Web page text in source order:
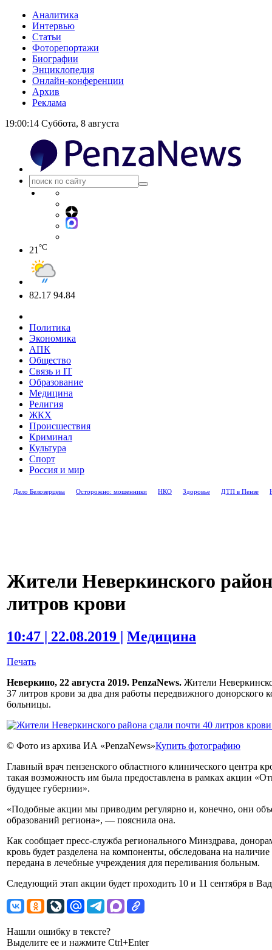
Аналитика
Интервью
Статьи
Фоторепортажи
Биографии
Энциклопедия
Онлайн-конференции
Архив
Реклама
19:00:14 Суббота, 8 августа
21 °C
82.17 94.84
Политика
Экономика
АПК
Общество
Связь и IT
Образование
Медицина
Религия
ЖКХ
Происшествия
Криминал
Культура
Спорт
Россия и мир
Дело Белозерцева Осторожно: мошенники НКО Здоровье ДТП в Пензе
Жители Неверкинского
литров крови
10:47 | 22.08.2019 | Медицина
Печать
Неверкино, 22 августа 2019. PenzaNews. Жители
37 литров крови за два дня работы передвижного донорского
больницы.
© Фото из архива ИА «PenzaNews»Купить фотографию
Главный врач пензенского областного клинического центра
такая возможность им была предоставлена в рамках акции
будущее губернии».
«Подобные акции мы приводим регулярно и, конечно, они
образований региона», — пояснила она.
Как сообщает пресс-служба регионального Минздрава,
кровь будет разделена на компоненты, обследована на
передана в лечебные учреждения для переливания больным.
Следующий этап акции будет проходить 10 и 11 сентября в
Нашли ошибку в тексте?
Выделите ее и нажмите Ctrl+Enter